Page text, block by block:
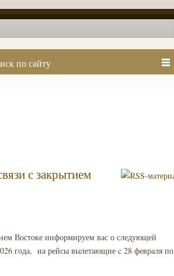
по сайту
с закрытием
Востоке информируем вас о следующей
года, на рейсы вылетающие c 28 февраля по